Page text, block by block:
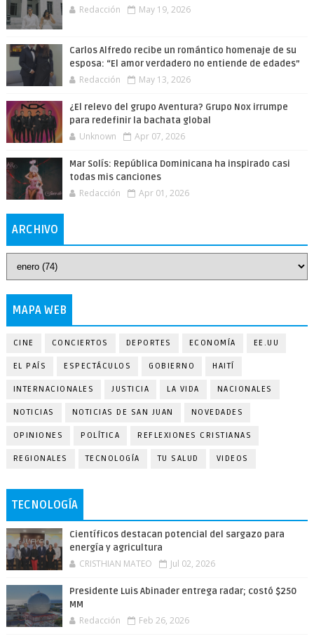
Redacción May 19, 2026
Carlos Alfredo recibe un romántico homenaje de su
esposa: “El amor verdadero no entiende de edades”
Redacción May 13, 2026
¿El relevo del grupo Aventura? Grupo Nox irrumpe
para redefinir la bachata global
Unknown Apr 07, 2026
Mar Solís: República Dominicana ha inspirado casi
todas mis canciones
Redacción Apr 01, 2026
ARCHIVO
MAPA WEB
CINE CONCIERTOS DEPORTES ECONOMÍA EE.UU
EL PAÍS ESPECTÁCULOS GOBIERNO HAITÍ
INTERNACIONALES JUSTICIA LA VIDA NACIONALES
NOTICIAS NOTICIAS DE SAN JUAN NOVEDADES
OPINIONES POLÍTICA REFLEXIONES CRISTIANAS
REGIONALES TECNOLOGÍA TU SALUD VIDEOS
TECNOLOGÍA
Científicos destacan potencial del sargazo para
energía y agricultura
CRISTHIAN MATEO Jul 02, 2026
Presidente Luis Abinader entrega radar; costó $250
MM
Redacción Feb 26, 2026